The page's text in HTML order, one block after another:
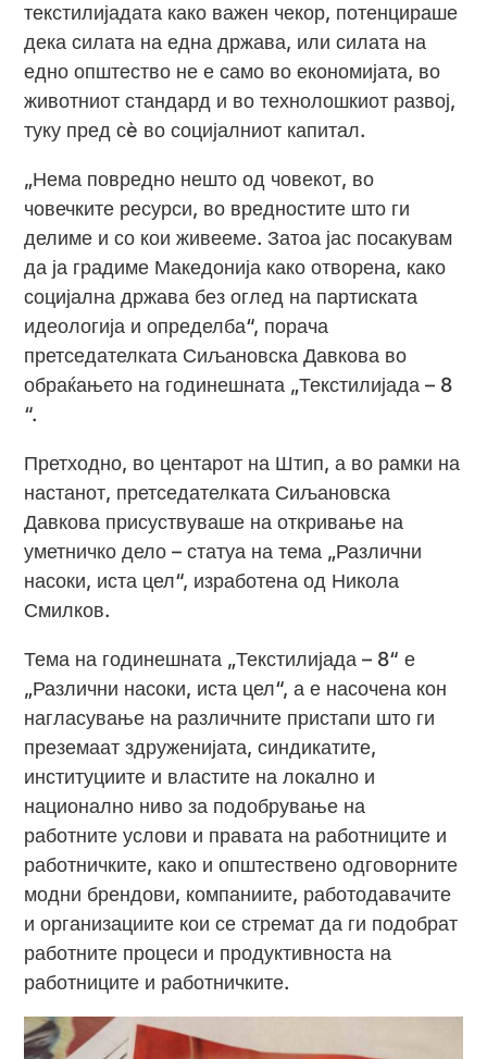
текстилијадата како важен чекор, потенцираше
дека силата на една држава, или силата на
едно општество не е само во економијата, во
животниот стандард и во технолошкиот развој,
туку предсè во социјалниот капитал.
„Нема повредно нешто од човекот, во
човечките ресурси, во вредностите што ги
делиме и со кои живееме. Затоа јас посакувам
да ја градиме Македонија како отворена, како
социјална држава без оглед на партиската
идеологија и определба“, порача
претседателката Сиљановска Давкова во
обраќањето на годинешната „Текстилијада – 8
“.
Претходно, во центарот на Штип, а во рамки на
настанот, претседателката Сиљановска
Давкова присуствуваше на откривање на
уметничко дело – статуа на тема „Различни
насоки, иста цел“, изработена од Никола
Смилков.
Тема на годинешната „Текстилијада – 8“ е
„Различни насоки, иста цел“, а е насочена кон
нагласување на различните пристапи што ги
преземаат здруженијата, синдикатите,
институциите и властите на локално и
национално ниво за подобрување на
работните услови и правата на работниците и
работничките, како и општествено одговорните
модни брендови, компаниите, работодавачите
и организациите кои се стремат да ги подобрат
работните процеси и продуктивноста на
работниците и работничките.